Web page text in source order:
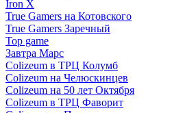
Iron X
True Gamers на Котовского
True Gamers Заречный
Top game
Завтра Марс
Colizeum в ТРЦ Колумб
Colizeum на Челюскинцев
Colizeum на 50 лет Октября
Colizeum в ТРЦ Фаворит